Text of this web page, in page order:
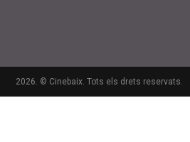
2026. © Cinebaix. Tots els drets reservats.